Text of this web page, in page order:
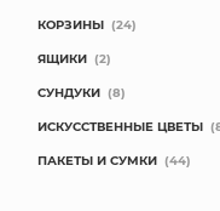
КОРЗИНЫ (24)
ЯЩИКИ (2)
СУНДУКИ (8)
ИСКУССТВЕННЫЕ ЦВЕТЫ
ПАКЕТЫ И СУМКИ (44)